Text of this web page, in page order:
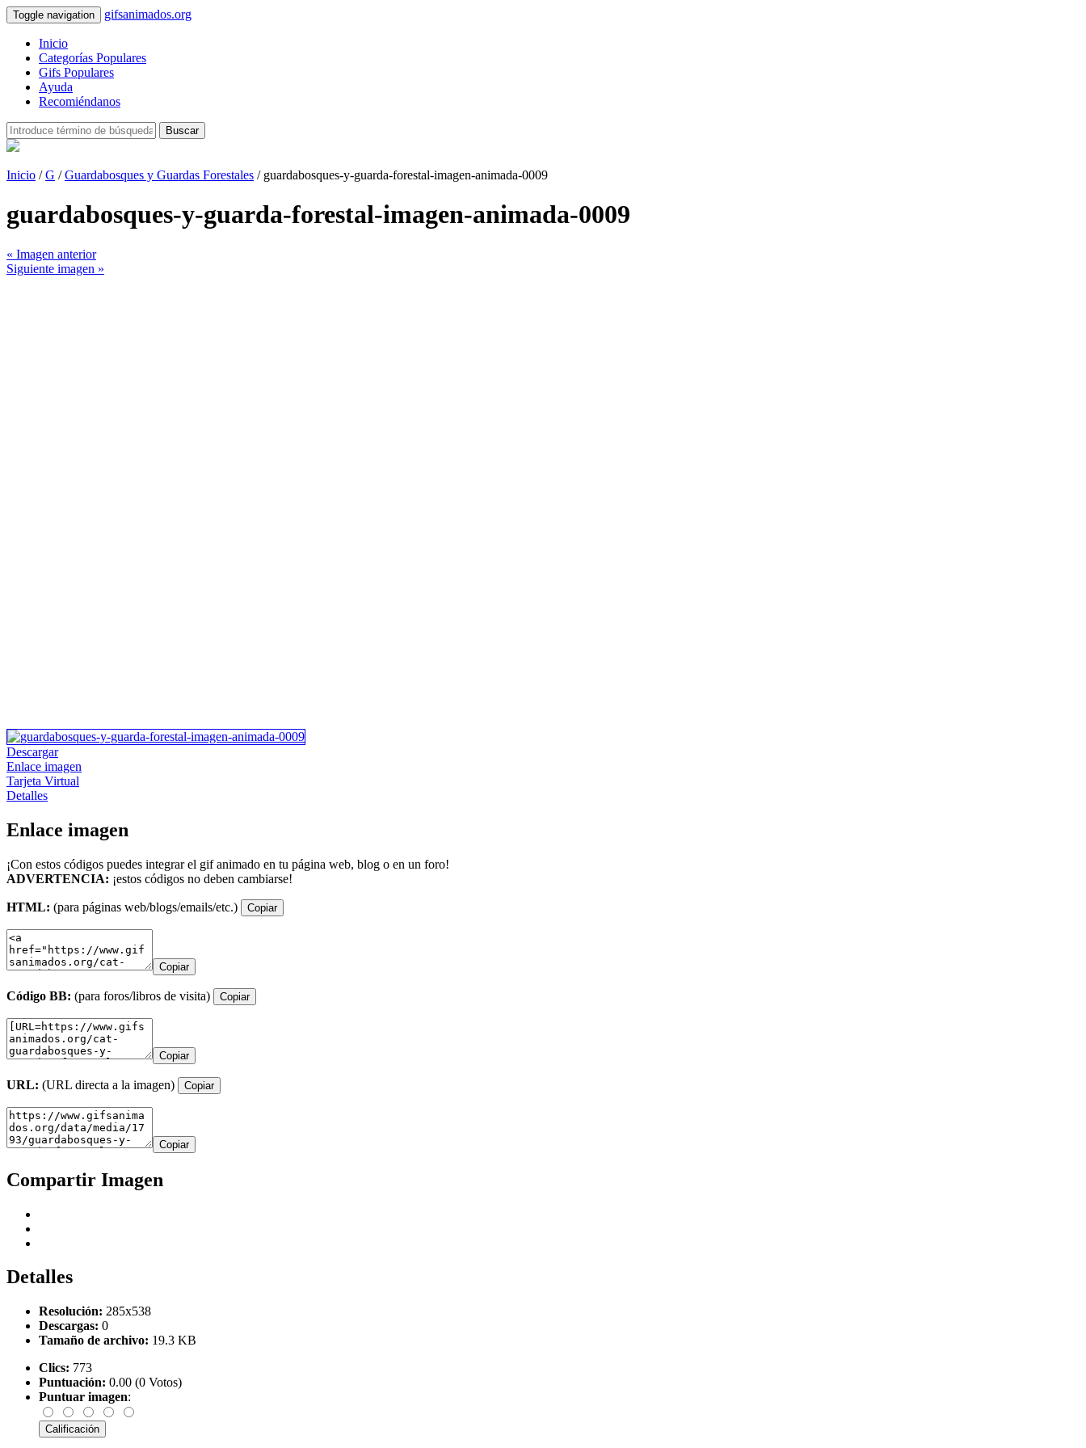
Toggle navigation gifsanimados.org
Inicio
Categorías Populares
Gifs Populares
Ayuda
Recomiéndanos
Buscar
Inicio /G /Guardabosques y Guardas Forestales / guardabosques-y-guarda-forestal-imagen-animada-0009
guardabosques-y-guarda-forestal-imagen-animada-0009
« Imagen anterior
Siguiente imagen »
Descargar
Enlace imagen
Tarjeta Virtual
Detalles
Enlace imagen
¡Con estos códigos puedes integrar el gif animado en tu página web, blog o en un foro!
ADVERTENCIA: ¡estos códigos no deben cambiarse!
HTML: (para páginas web/blogs/emails/etc.) Copiar
Copiar
Código BB: (para foros/libros de visita) Copiar
Copiar
URL: (URL directa a la imagen) Copiar
Copiar
Compartir Imagen
Detalles
Resolución: 285x538
Descargas: 0
Tamaño de archivo: 19.3 KB
Clics: 773
Puntuación: 0.00 (0 Votos)
Puntuar imagen: